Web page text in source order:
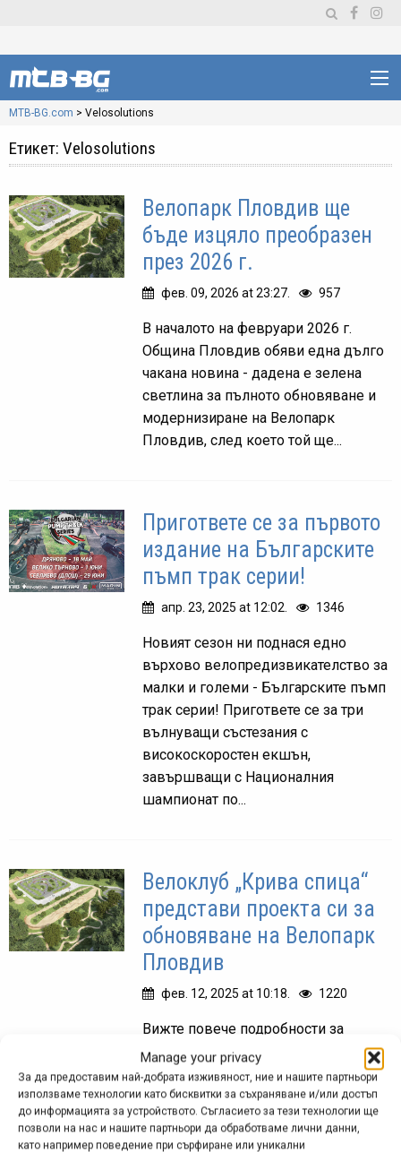
Manage your privacy
За да предоставим най-добрата изживяност, ние и нашите партньори
използваме технологии като бисквитки за съхраняване и/или достъп
до информацията за устройството. Съгласието за тези технологии ще
позволи на нас и нашите партньори да обработваме лични данни,
като например поведение при сърфиране или уникални
MTB-BG.com > Velosolutions
Етикет: Velosolutions
Велопарк Пловдив ще
бъде изцяло преобразен
през 2026 г.
фев. 09, 2026 at 23:27. 957
В началото на февруари 2026 г.
Община Пловдив обяви една дълго
чакана новина - дадена е зелена
светлина за пълното обновяване и
модернизиране на Велопарк
Пловдив, след което той ще...
Пригответе се за първото
издание на Българските
пъмп трак серии!
апр. 23, 2025 at 12:02. 1346
Новият сезон ни поднася едно
върхово велопредизвикателство за
малки и големи - Българските пъмп
трак серии! Пригответе се за три
вълнуващи състезания с
високоскоростен екшън,
завършващи с Националния
шампионат по...
Велоклуб „Крива спица“
представи проекта си за
обновяване на Велопарк
Пловдив
фев. 12, 2025 at 10:18. 1220
Вижте повече подробности за
представения от велоклуб „Крива
спица“ проект за обновяване и
модернизиране на Велопарк
Пловдив, разработен съвместно с
Velosolutions Bulgaria.